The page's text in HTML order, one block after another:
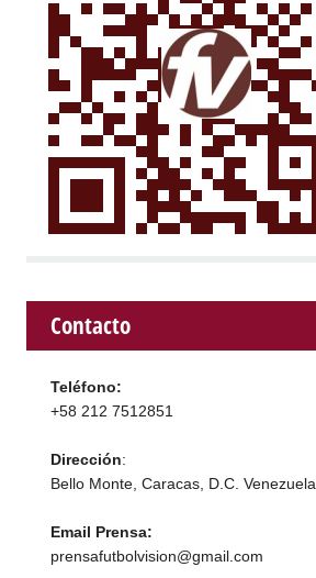
Contacto
Teléfono:
+58 212 7512851
Dirección:
Bello Monte, Caracas, D.C. Venezuela
Email Prensa:
prensafutbolvision@gmail.com